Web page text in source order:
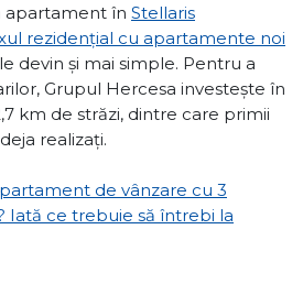
apartament în Stellaris
rezidențial cu apartamente noi
devin și mai simple. Pentru a
Grupul Hercesa investește în
km de străzi, dintre care primii
realizați.
de vânzare cu 3
Iată ce trebuie să întrebi la